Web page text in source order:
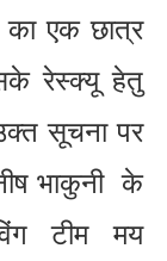
एक छात्र
रेस्क्यू हेतु
सूचना पर
भाकुनी के
टीम मय